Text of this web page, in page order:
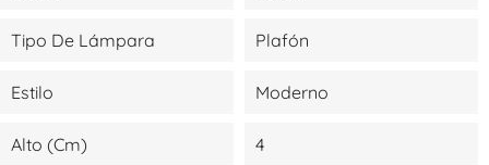
Tipo De Lámpara Plafón
Estilo Moderno
Alto (cm) 4